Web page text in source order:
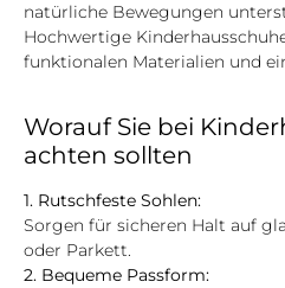
natürliche Bewegungen
Hochwertige
funktionalen Materialien und
Worauf Sie bei
achten sollten
1. Rutschfeste Sohlen:
Sorgen für sicheren Halt auf
oder Parkett.
2. Bequeme Passform: